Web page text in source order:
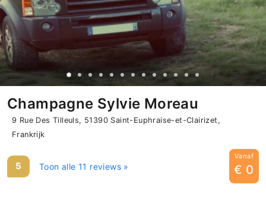
Champagne Sylvie Moreau
9 Rue Des Tilleuls, 51390 Saint-Euphraise-et-Clairizet,
Frankrijk
5 Toon alle 11 reviews »
Vanaf
€ 0